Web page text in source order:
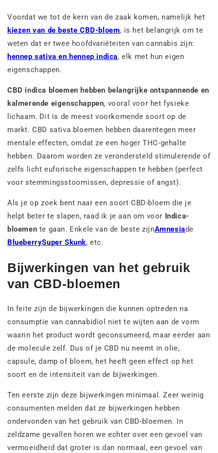
Voordat we tot de kern van de zaak komen, namelijk het
kiezen van de beste CBD-bloem, is het belangrijk om te
weten dat er twee hoofdvariëteiten van cannabis zijn:
hennep sativa en hennep indica, elk met hun eigen
eigenschappen.
CBD indica bloemen hebben belangrijke ontspannende en
kalmerende eigenschappen, vooral voor het fysieke
lichaam. Dit is de meest voorkomende soort op de
markt. CBD sativa bloemen hebben daarentegen meer
mentale effecten, omdat ze een hoger THC-gehalte
hebben. Daarom worden ze verondersteld stimulerende of
zelfs licht euforische eigenschappen te hebben (perfect
voor stemmingsstoornissen, depressie of angst).
Als je op zoek bent naar een soort CBD-bloem die je
helpt beter te slapen, raad ik je aan om voor Indica-
bloemen te gaan. Enkele van de beste zijnAmnesiade
BlueberrySuper Skunk, etc.
Bijwerkingen van het gebruik
van CBD-bloemen
In feite zijn de bijwerkingen die kunnen optreden na
consumptie van cannabidiol niet te wijten aan de vorm
waarin het product wordt geconsumeerd, maar eerder aan
de molecule zelf. Dus of je CBD nu neemt in olie,
capsule, damp of bloem, het heeft geen effect op het
soort en de intensiteit van de bijwerkingen.
Ten eerste zijn deze bijwerkingen minimaal. Zeer weinig
consumenten melden dat ze bijwerkingen hebben
ondervonden van het gebruik van CBD-bloemen. In
zeldzame gevallen horen we echter over een gevoel van
vermoeidheid dat groter is dan normaal, een gevoel van